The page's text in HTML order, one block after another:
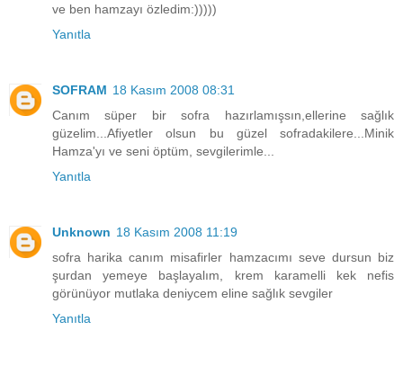
ve ben hamzayı özledim:)))))
Yanıtla
SOFRAM 18 Kasım 2008 08:31
Canım süper bir sofra hazırlamışsın,ellerine sağlık
güzelim...Afiyetler olsun bu güzel sofradakilere...Minik
Hamza'yı ve seni öptüm, sevgilerimle...
Yanıtla
Unknown 18 Kasım 2008 11:19
sofra harika canım misafirler hamzacımı seve dursun biz
şurdan yemeye başlayalım, krem karamelli kek nefis
görünüyor mutlaka deniycem eline sağlık sevgiler
Yanıtla